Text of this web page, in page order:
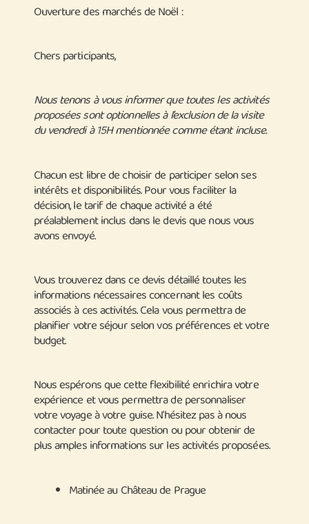
Ouverture des marchés de Noël :
Chers participants,
Nous tenons à vous informer que toutes les activités
proposées sont optionnelles à l’exclusion de la visite
du vendredi à 15H mentionnée comme étant incluse.
Chacun est libre de choisir de participer selon ses
intérêts et disponibilités. Pour vous faciliter la
décision, le tarif de chaque activité a été
préalablement inclus dans le devis que nous vous
avons envoyé.
Vous trouverez dans ce devis détaillé toutes les
informations nécessaires concernant les coûts
associés à ces activités. Cela vous permettra de
planifier votre séjour selon vos préférences et votre
budget.
Nous espérons que cette flexibilité enrichira votre
expérience et vous permettra de personnaliser
votre voyage à votre guise. N’hésitez pas à nous
contacter pour toute question ou pour obtenir de
plus amples informations sur les activités proposées.
Matinée au Château de Prague